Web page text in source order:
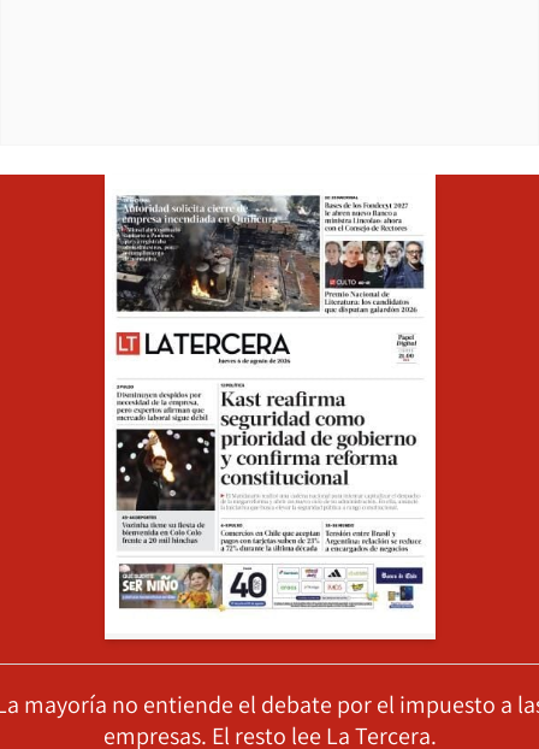
mayoría no entiende el debate por el impuesto a
empresas. El resto lee La Tercera.